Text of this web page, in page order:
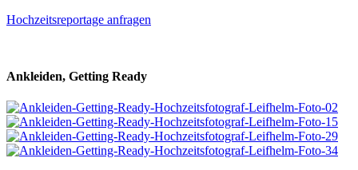
Hochzeitsreportage anfragen
Ankleiden, Getting Ready